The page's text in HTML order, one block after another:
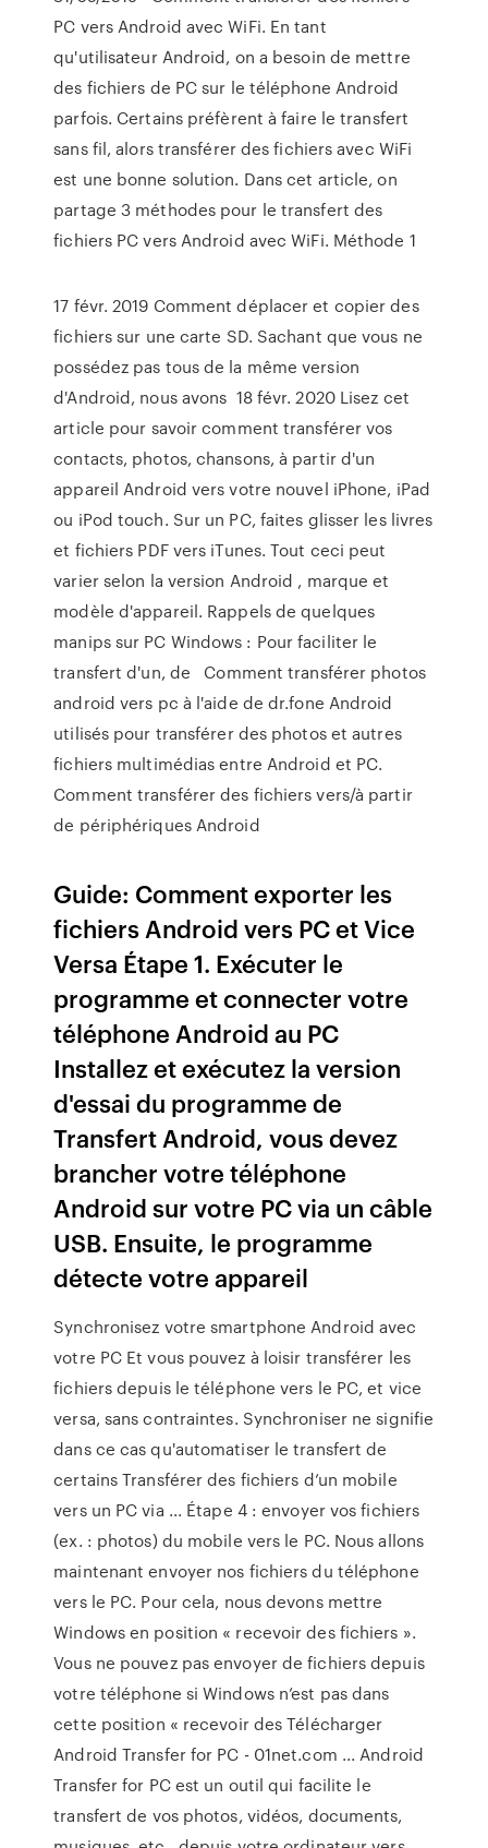
PC vers Android avec WiFi. En tant
qu'utilisateur Android, on a besoin de mettre
des fichiers de PC sur le téléphone Android
parfois. Certains préfèrent à faire le transfert
sans fil, alors transférer des fichiers avec WiFi
est une bonne solution. Dans cet article, on
partage 3 méthodes pour le transfert des
fichiers PC vers Android avec WiFi. Méthode 1
17 févr. 2019 Comment déplacer et copier des
fichiers sur une carte SD. Sachant que vous ne
possédez pas tous de la même version
d'Android, nous avons 18 févr. 2020 Lisez cet
article pour savoir comment transférer vos
contacts, photos, chansons, à partir d'un
appareil Android vers votre nouvel iPhone, iPad
ou iPod touch. Sur un PC, faites glisser les livres
et fichiers PDF vers iTunes. Tout ceci peut
varier selon la version Android , marque et
modèle d'appareil. Rappels de quelques
manips sur PC Windows : Pour faciliter le
transfert d'un, de Comment transférer photos
android vers pc à l'aide de dr.fone Android
utilisés pour transférer des photos et autres
fichiers multimédias entre Android et PC.
Comment transférer des fichiers vers/à partir
de périphériques Android
Guide: Comment exporter les
fichiers Android vers PC et Vice
Versa Étape 1. Exécuter le
programme et connecter votre
téléphone Android au PC
Installez et exécutez la version
d'essai du programme de
Transfert Android, vous devez
brancher votre téléphone
Android sur votre PC via un câble
USB. Ensuite, le programme
détecte votre appareil
Synchronisez votre smartphone Android avec
votre PC Et vous pouvez à loisir transférer les
fichiers depuis le téléphone vers le PC, et vice
versa, sans contraintes. Synchroniser ne signifie
dans ce cas qu'automatiser le transfert de
certains Transférer des fichiers d’un mobile
vers un PC via ... Étape 4 : envoyer vos fichiers
(ex. : photos) du mobile vers le PC. Nous allons
maintenant envoyer nos fichiers du téléphone
vers le PC. Pour cela, nous devons mettre
Windows en position « recevoir des fichiers ».
Vous ne pouvez pas envoyer de fichiers depuis
votre téléphone si Windows n’est pas dans
cette position « recevoir des Télécharger
Android Transfer for PC - 01net.com ... Android
Transfer for PC est un outil qui facilite le
transfert de vos photos, vidéos, documents,